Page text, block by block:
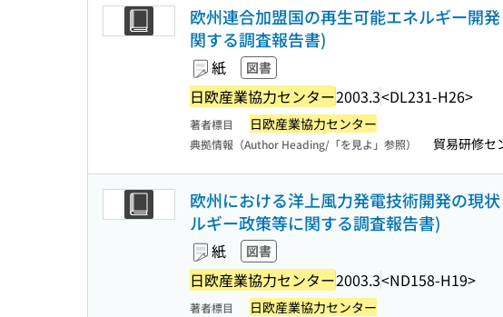
欧州連合加盟国の再生可能エネルギー開
関する調査報告書)
紙 図書
日欧産業協力センター2003.3<DL231-H26>
著者標目 日欧産業協力センター
典拠情報（Author Heading/「を見よ」参照） 貿易研修セ
欧州における洋上風力発電技術開発の現
ルギー政策等に関する調査報告書)
紙 図書
日欧産業協力センター2003.3<ND158-H19>
著者標目 日欧産業協力センター